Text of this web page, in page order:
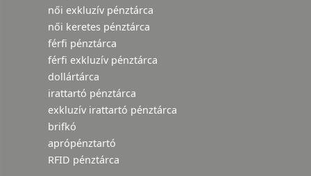
női exkluzív pénztárca
női keretes pénztárca
férfi pénztárca
férfi exkluzív pénztárca
dollártárca
irattartó pénztárca
exkluzív irattartó pénztárca
brifkó
aprópénztartó
RFID pénztárca